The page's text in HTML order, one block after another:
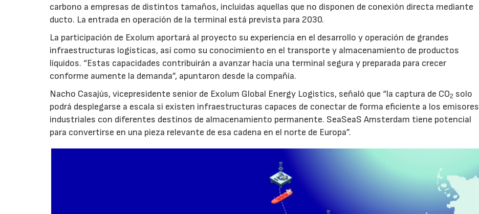
carbono a empresas de distintos tamaños, incluidas aquellas que no disponen de conexión directa mediante
ducto. La entrada en operación de la terminal está prevista para 2030.
La participación de Exolum aportará al proyecto su experiencia en el desarrollo y operación de grandes
infraestructuras logísticas, así como su conocimiento en el transporte y almacenamiento de productos
líquidos. “Estas capacidades contribuirán a avanzar hacia una terminal segura y preparada para crecer
conforme aumente la demanda”, apuntaron desde la compañía.
Nacho Casajús, vicepresidente senior de Exolum Global Energy Logistics, señaló que “la captura de CO2 solo
podrá desplegarse a escala si existen infraestructuras capaces de conectar de forma eficiente a los emisores
industriales con diferentes destinos de almacenamiento permanente. SeaSeaS Amsterdam tiene potencial
para convertirse en una pieza relevante de esa cadena en el norte de Europa”.